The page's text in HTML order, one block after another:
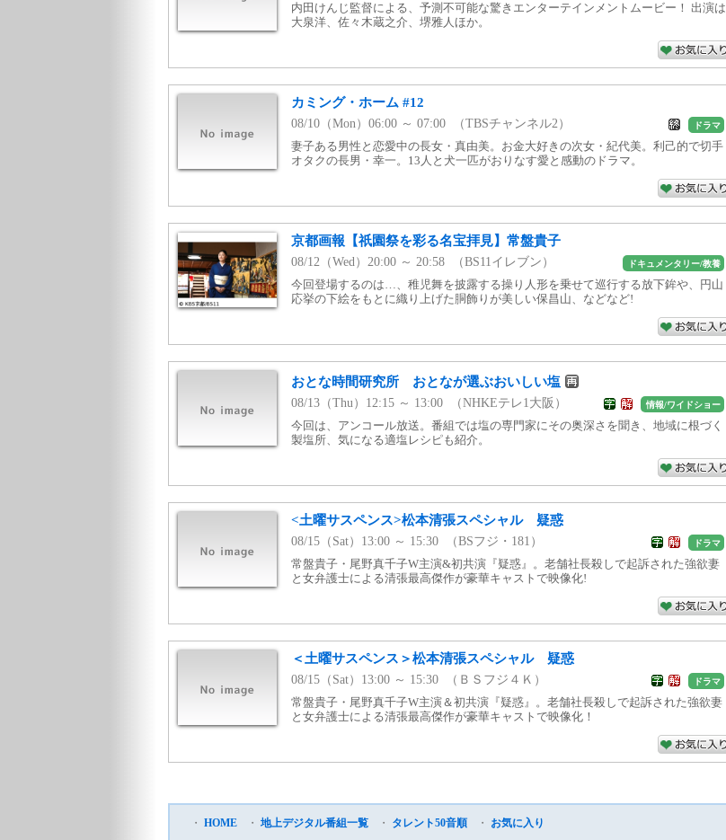
内田けんじ監督による、予測不可能な驚きエンターテインメントムービー！ 出演は
大泉洋、佐々木蔵之介、堺雅人ほか。
カミング・ホーム #12
08/10（Mon）06:00 ～ 07:00 （TBSチャンネル2） ドラマ
妻子ある男性と恋愛中の長女・真由美。お金大好きの次女・紀代美。利己的で切手
オタクの長男・幸一。13人と犬一匹がおりなす愛と感動のドラマ。
京都画報【祇園祭を彩る名宝拝見】常盤貴子
08/12（Wed）20:00 ～ 20:58 （BS11イレブン） ドキュメンタリー/教養
今回登場するのは…、稚児舞を披露する操り人形を乗せて巡行する放下鉾や、円山
応挙の下絵をもとに織り上げた胴飾りが美しい保昌山、などなど!
おとな時間研究所 おとなが選ぶおいしい塩
08/13（Thu）12:15 ～ 13:00 （NHKEテレ1大阪） 情報/ワイドショー
今回は、アンコール放送。番組では塩の専門家にその奥深さを聞き、地域に根づく
製塩所、気になる適塩レシピも紹介。
<土曜サスペンス>松本清張スペシャル 疑惑
08/15（Sat）13:00 ～ 15:30 （BSフジ・181） ドラマ
常盤貴子・尾野真千子W主演&初共演『疑惑』。老舗社長殺しで起訴された強欲妻
と女弁護士による清張最高傑作が豪華キャストで映像化!
＜土曜サスペンス＞松本清張スペシャル 疑惑
08/15（Sat）13:00 ～ 15:30 （ＢＳフジ４Ｋ） ドラマ
常盤貴子・尾野真千子W主演＆初共演『疑惑』。老舗社長殺しで起訴された強欲妻
と女弁護士による清張最高傑作が豪華キャストで映像化！
・ HOME ・ 地上デジタル番組一覧 ・ タレント50音順 ・ お気に入り